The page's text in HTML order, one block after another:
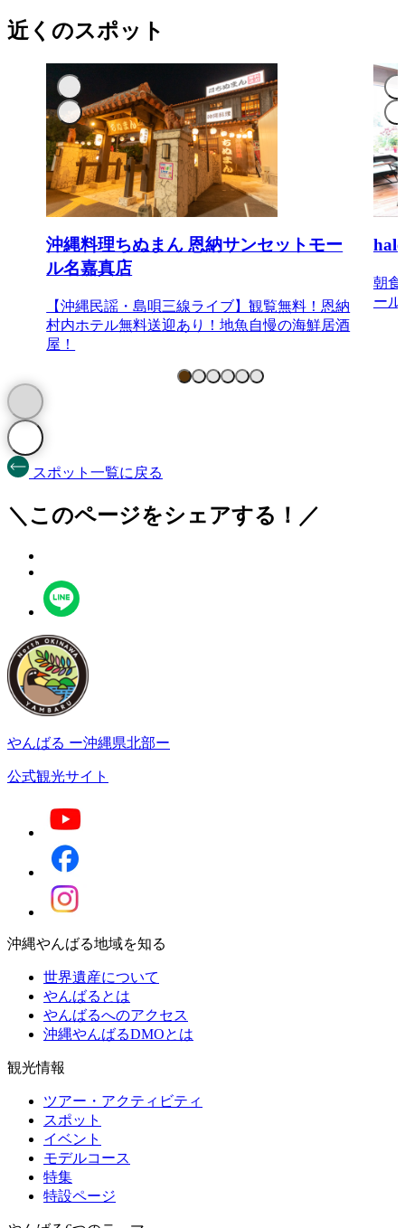
近くのスポット
沖縄料理ちぬまん 恩納サンセットモー
ル名嘉真店
【沖縄民謡・島唄三線ライブ】観覧無料！恩納
村内ホテル無料送迎あり！地魚自慢の海鮮居酒
屋！
朝
ー
スポット一覧に戻る
＼このページをシェアする！／
やんばる ー沖縄県北部ー
公式観光サイト
沖縄やんばる地域を知る
世界遺産について
やんばるとは
やんばるへのアクセス
沖縄やんばるDMOとは
観光情報
ツアー・アクティビティ
スポット
イベント
モデルコース
特集
特設ページ